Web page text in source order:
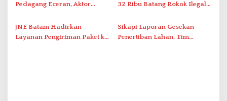
Pedagang Eceran, Aktor
Tersentuh?
32 Ribu Batang Rokok Ilegal
JNE Batam Hadirkan
Layanan Pengiriman Paket ke
Sikapi Laporan Gesekan
Penertiban Lahan, Tim